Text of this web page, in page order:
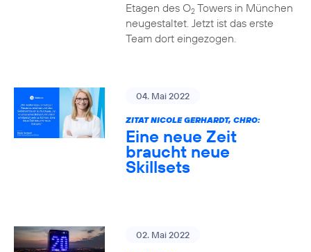
Etagen des O2Towers in München
neugestaltet. Jetzt ist das erste
Team dort eingezogen.
04. Mai 2022
ZITAT NICOLE GERHARDT, CHRO:
Eine neue Zeit
braucht neue
Skillsets
02. Mai 2022